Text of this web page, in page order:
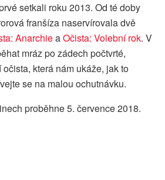
setkali roku 2013. Od té doby
franšíza naservírovala dvě
AnarchieaOčista: Volební rok. V
mráz po zádech počtvrté,
která nám ukáže, jak to
se na malou ochutnávku.
proběhne 5. července 2018.